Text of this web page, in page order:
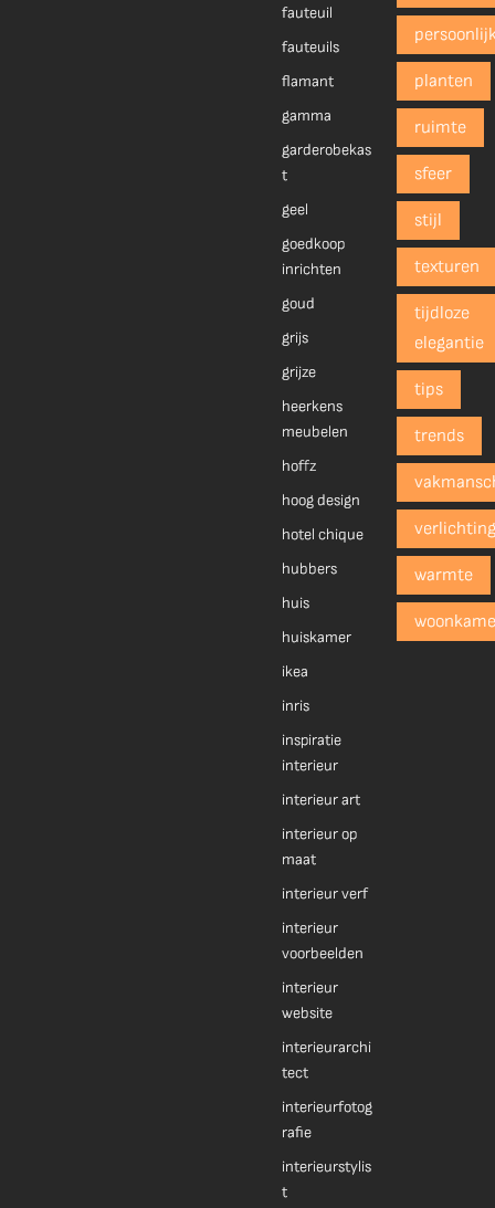
fauteuil
fauteuils
flamant
gamma
garderobekas
t
geel
goedkoop
inrichten
goud
grijs
grijze
heerkens
meubelen
hoffz
hoog design
hotel chique
hubbers
huis
huiskamer
ikea
inris
inspiratie
interieur
interieur art
interieur op
maat
interieur verf
interieur
voorbeelden
interieur
website
interieurarchi
tect
interieurfotog
rafie
interieurstylis
t
planten
ruimte
sfeer
stijl
texturen
tijdloze
elegantie
tips
trends
warmte